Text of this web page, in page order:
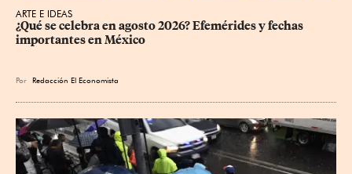
ARTE E IDEAS
¿Qué se celebra en agosto 2026? Efemérides y fechas
importantes en México
Por Redacción El Economista